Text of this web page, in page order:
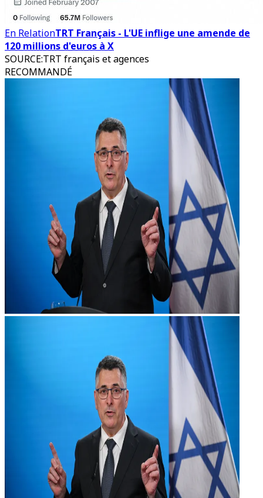
En RelationTRT Français - L'UE inflige une amende de
120 millions d'euros à X
SOURCE:TRT français et agences
RECOMMANDÉ